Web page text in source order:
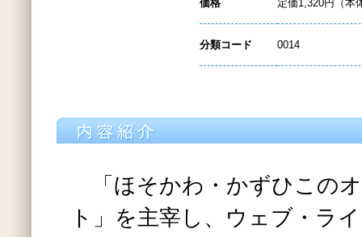
価格 定価1,320円（本
分類コード 0014
「ほそかわ・かずひこの
ト」を主宰し、ウェブ・ラ